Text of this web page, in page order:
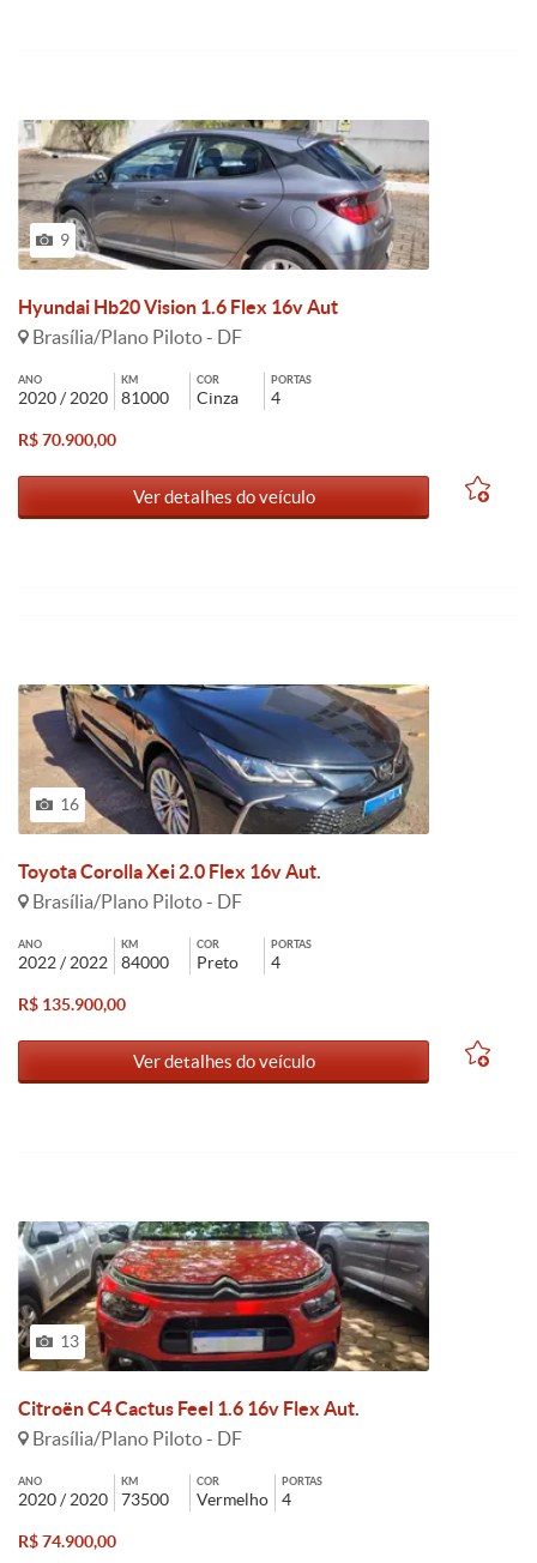
9
Hyundai Hb20 Vision 1.6 Flex 16v Aut
Brasília/Plano Piloto - DF
ANO
2020 / 2020
KM
81000
COR
Cinza
PORTAS
4
R$ 70.900,00
Ver detalhes do veículo
16
Toyota Corolla Xei 2.0 Flex 16v Aut.
Brasília/Plano Piloto - DF
ANO
2022 / 2022
KM
84000
COR
Preto
PORTAS
4
R$ 135.900,00
Ver detalhes do veículo
13
Citroën C4 Cactus Feel 1.6 16v Flex Aut.
Brasília/Plano Piloto - DF
ANO
2020 / 2020
KM
73500
COR
Vermelho
PORTAS
4
R$ 74.900,00